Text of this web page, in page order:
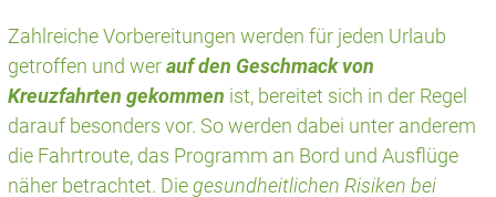
Zahlreiche Vorbereitungen werden für jeden Urlaub
getroffen und werauf den Geschmack von
Kreuzfahrten gekommen ist, bereitet sich in der Regel
darauf besonders vor. So werden dabei unter anderem
die Fahrtroute, das Programm an Bord und Ausflüge
näher betrachtet. Diegesundheitlichen Risiken bei